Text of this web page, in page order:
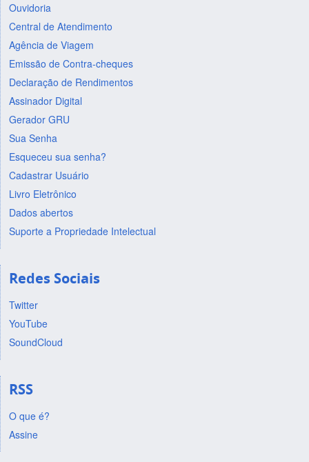
Ouvidoria
Central de Atendimento
Agência de Viagem
Emissão de Contra-cheques
Declaração de Rendimentos
Assinador Digital
Gerador GRU
Sua Senha
Esqueceu sua senha?
Cadastrar Usuário
Livro Eletrônico
Dados abertos
Suporte a Propriedade Intelectual
Redes Sociais
Twitter
YouTube
SoundCloud
RSS
O que é?
Assine